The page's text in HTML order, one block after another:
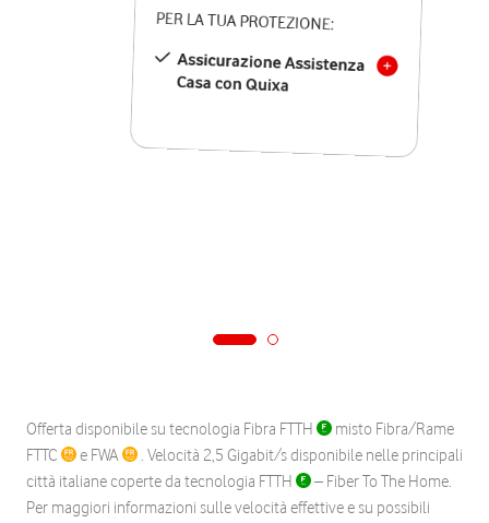
PER LA TUA PROTEZIONE:
Assicurazione Assistenza
Casa con Quixa
Offerta disponibile su tecnologia Fibra FTTH
misto Fibra/Rame
FTTC
e FWA
. Velocità 2,5 Gigabit/s disponibile nelle principali
città italiane coperte da tecnologia FTTH
– Fiber To The Home.
Per maggiori informazioni sulle velocità effettive e su possibili